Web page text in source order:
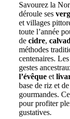
Savourez la
déroule ses
et villages
toute l’année
de cidre,
méthodes
centenaires. Les
gestes
l’évêque et
base de riz et
gourmandes.
pour profiter
gustatives.